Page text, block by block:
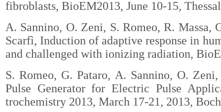
fibroblasts, BioEM2013, June 10-15,
A. Sannino, O. Zeni, S. Romeo, R.
Scarfì, Induction of adaptive response in
and challenged with ionizing radiation,
S. Romeo, G. Pataro, A. Sannino, O.
Pulse Generator for Electric Pulse
trochemistry 2013, March 17-21, 2013,